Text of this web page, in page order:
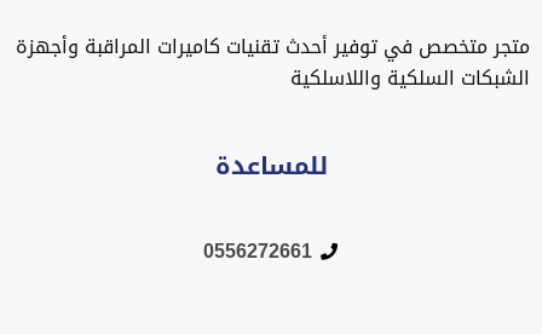
متجر متخصص في توفير أحدث تقنيات كاميرات المراقبة وأجهزة
الشبكات السلكية واللاسلكية
للمساعدة
0556272661